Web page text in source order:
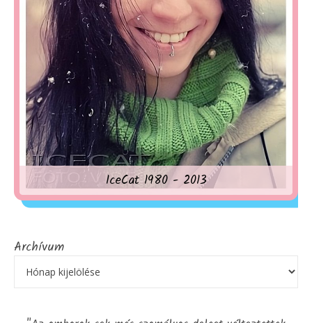
IceCat 1980 - 2013
Archívum